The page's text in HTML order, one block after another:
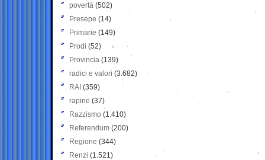
povertà (502)
Presepe (14)
Primarie (149)
Prodi (52)
Provincia (139)
radici e valori (3.682)
RAI (359)
rapine (37)
Razzismo (1.410)
Referendum (200)
Regione (344)
Renzi (1.521)